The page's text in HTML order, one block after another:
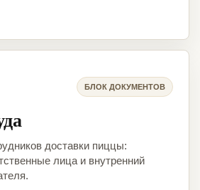
БЛОК ДОКУМЕНТОВ
доставки пиццы:
лица и внутренний